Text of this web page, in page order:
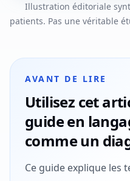
Illustration éditoriale
patients. Pas une véritable
AVANT DE LIRE
Utilisez cet
guide en
comme un
Ce guide explique les